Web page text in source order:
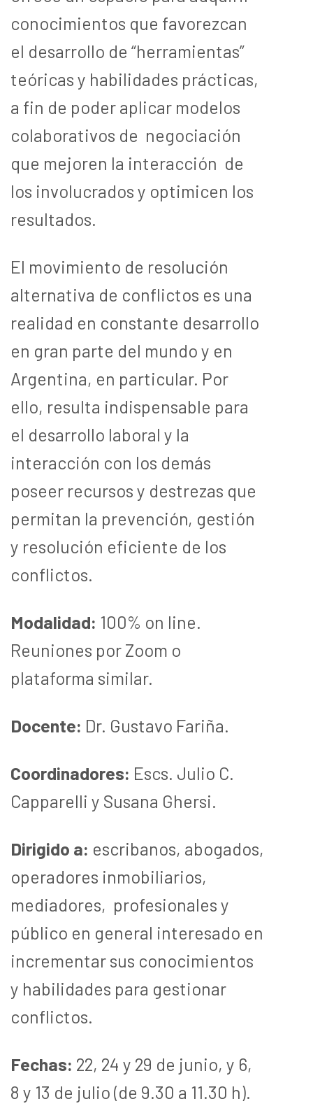
conocimientos que favorezcan
el desarrollo de “herramientas”
teóricas y habilidades prácticas,
a fin de poder aplicar modelos
colaborativos de negociación
que mejoren la interacción de
los involucrados y optimicen los
resultados.
El movimiento de resolución
alternativa de conflictos es una
realidad en constante desarrollo
en gran parte del mundo y en
Argentina, en particular. Por
ello, resulta indispensable para
el desarrollo laboral y la
interacción con los demás
poseer recursos y destrezas que
permitan la prevención, gestión
y resolución eficiente de los
conflictos.
Modalidad: 100% on line.
Reuniones por Zoom o
plataforma similar.
Docente: Dr. Gustavo Fariña.
Coordinadores: Escs. Julio C.
Capparelli y Susana Ghersi.
Dirigido a: escribanos, abogados,
operadores inmobiliarios,
mediadores, profesionales y
público en general interesado en
incrementar sus conocimientos
y habilidades para gestionar
conflictos.
Fechas: 22, 24 y 29 de junio, y 6,
8 y 13 de julio (de 9.30 a 11.30 h).